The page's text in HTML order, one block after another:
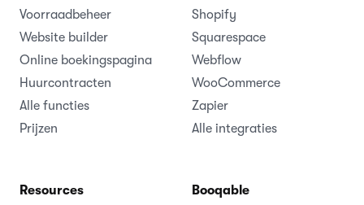
Voorraadbeheer
Website builder
Online boekingspagina
Huurcontracten
Alle functies
Prijzen
Shopify
Squarespace
Webflow
WooCommerce
Zapier
Alle integraties
Resources
Booqable